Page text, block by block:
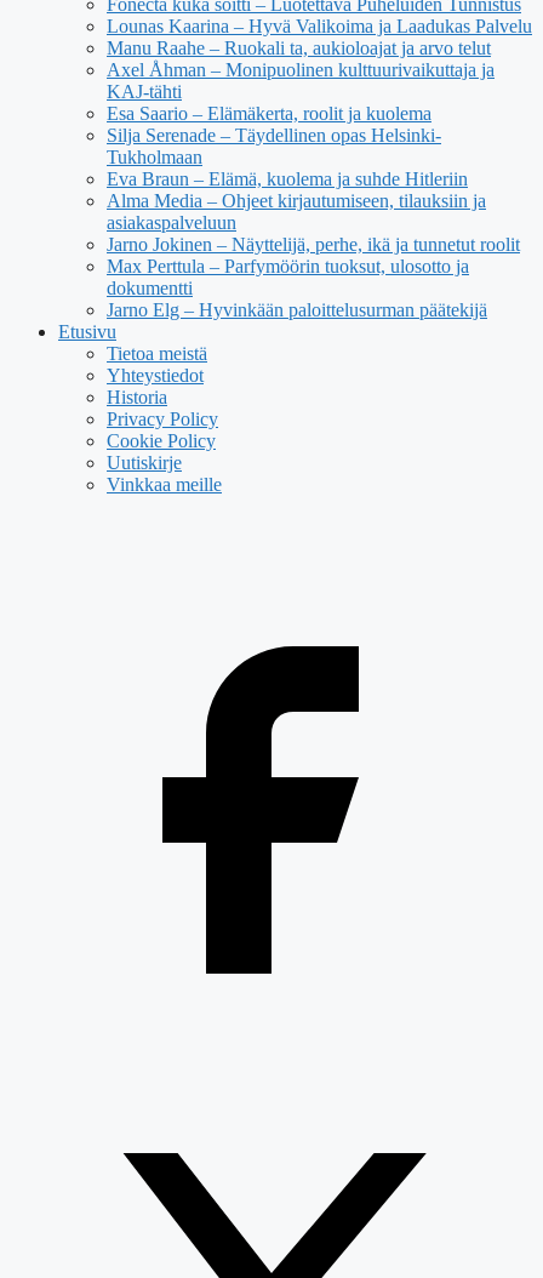
Fonecta kuka soitti – Luotettava Puheluiden Tunnistus
Lounas Kaarina – Hyvä Valikoima ja Laadukas Palvelu
Manu Raahe – Ruokali ta, aukioloajat ja arvo telut
Axel Åhman – Monipuolinen kulttuurivaikuttaja ja
KAJ-tähti
Esa Saario – Elämäkerta, roolit ja kuolema
Silja Serenade – Täydellinen opas Helsinki-
Tukholmaan
Eva Braun – Elämä, kuolema ja suhde Hitleriin
Alma Media – Ohjeet kirjautumiseen, tilauksiin ja
asiakaspalveluun
Jarno Jokinen – Näyttelijä, perhe, ikä ja tunnetut roolit
Max Perttula – Parfymöörin tuoksut, ulosotto ja
dokumentti
Jarno Elg – Hyvinkään paloittelusurman päätekijä
Etusivu
Tietoa meistä
Yhteystiedot
Historia
Privacy Policy
Cookie Policy
Uutiskirje
Vinkkaa meille